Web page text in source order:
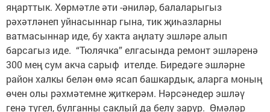
яңарттык. Хөрмәтле әти -әниләр, балаларыгыз
рәхәтләнеп уйнасыннар гына, тик җиһазларны
ватмасыннар иде, бу хакта аңлату эшләре алып
барсагыз иде. “Тюлячка” елгасында ремонт эшләренә
300 мең сум акча сарыф ителде. Биредәге эшләрне
район халкы белән өмә ясап башкардык, аларга моның
өчен олы рәхмәтемне җиткерәм. Нәрсәнедер эшләү
генә түгел, булганны саклый да белү зарур. Өмәләр